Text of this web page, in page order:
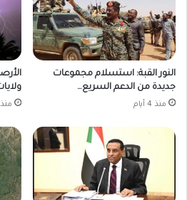
النور القبة: استسلام مجموعات
جديدة من الدعم السريع…
منذ 4 أيام منذ 4 أيام